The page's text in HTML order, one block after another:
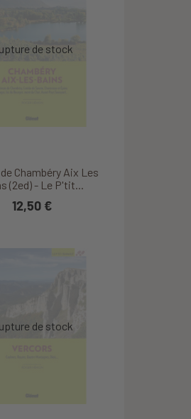
Chambéry Aix Les
(2ed) - Le P'tit...
12,50 €